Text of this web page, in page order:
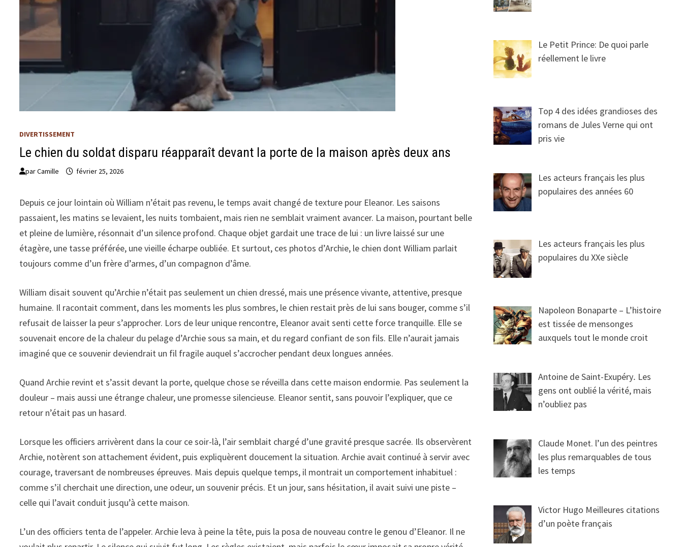
DIVERTISSEMENT
Le chien du soldat disparu réapparaît devant la porte de la maison après deux ans
parCamille février 25, 2026
Depuis ce jour lointain où William n’était pas revenu, le temps avait changé de texture pour Eleanor. Les saisons
passaient, les matins se levaient, les nuits tombaient, mais rien ne semblait vraiment avancer. La maison, pourtant belle
et pleine de lumière, résonnait d’un silence profond. Chaque objet gardait une trace de lui : un livre laissé sur une
étagère, une tasse préférée, une vieille écharpe oubliée. Et surtout, ces photos d’Archie, le chien dont William parlait
toujours comme d’un frère d’armes, d’un compagnon d’âme.
William disait souvent qu’Archie n’était pas seulement un chien dressé, mais une présence vivante, attentive, presque
humaine. Il racontait comment, dans les moments les plus sombres, le chien restait près de lui sans bouger, comme s’il
refusait de laisser la peur s’approcher. Lors de leur unique rencontre, Eleanor avait senti cette force tranquille. Elle se
souvenait encore de la chaleur du pelage d’Archie sous sa main, et du regard confiant de son fils. Elle n’aurait jamais
imaginé que ce souvenir deviendrait un fil fragile auquel s’accrocher pendant deux longues années.
Quand Archie revint et s’assit devant la porte, quelque chose se réveilla dans cette maison endormie. Pas seulement la
douleur – mais aussi une étrange chaleur, une promesse silencieuse. Eleanor sentit, sans pouvoir l’expliquer, que ce
retour n’était pas un hasard.
Lorsque les officiers arrivèrent dans la cour ce soir-là, l’air semblait chargé d’une gravité presque sacrée. Ils observèrent
Archie, notèrent son attachement évident, puis expliquèrent doucement la situation. Archie avait continué à servir avec
courage, traversant de nombreuses épreuves. Mais depuis quelque temps, il montrait un comportement inhabituel :
comme s’il cherchait une direction, une odeur, un souvenir précis. Et un jour, sans hésitation, il avait suivi une piste –
celle qui l’avait conduit jusqu’à cette maison.
L’un des officiers tenta de l’appeler. Archie leva à peine la tête, puis la posa de nouveau contre le genou d’Eleanor. Il ne
Le Petit Prince: De quoi parle
réellement le livre
Top 4 des idées grandioses des
romans de Jules Verne qui ont
pris vie
Les acteurs français les plus
populaires des années 60
Les acteurs français les plus
populaires du XXe siècle
Napoleon Bonaparte – L’histoire
est tissée de mensonges
auxquels tout le monde croit
Antoine de Saint-Exupéry․ Les
gens ont oublié la vérité, mais
n’oubliez pas
Claude Monet. l’un des peintres
les plus remarquables de tous
les temps
Victor Hugo Meilleures citations
d’un poète français